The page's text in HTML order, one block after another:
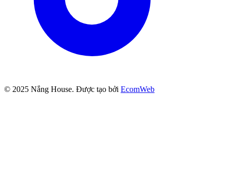
© 2025 Nắng House. Được tạo bởi EcomWeb